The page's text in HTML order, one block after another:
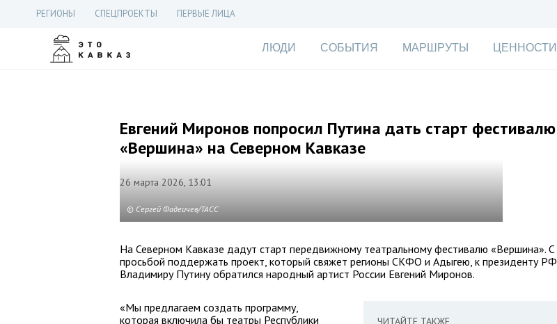
РЕГИОНЫ СПЕЦПРОЕКТЫ ПЕРВЫЕ ЛИЦА
ЛЮДИ СОБЫТИЯ МАРШРУТЫ ЦЕННОСТИ
Евгений Миронов попросил Путина дать старт фестивалю
«Вершина» на Северном Кавказе
26 марта 2026, 13:01
© Сергей Фадеичев/ТАСС
На Северном Кавказе дадут старт передвижному театральному фестивалю «Вершина». С
просьбой поддержать проект, который свяжет регионы СКФО и Адыгею, к президенту РФ
Владимиру Путину обратился народный артист России Евгений Миронов.
ЧИТАЙТЕ ТАКЖЕ
«Мы предлагаем создать программу,
которая включила бы театры Республики